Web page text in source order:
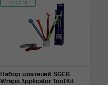
177:21:18
Набор шпателей SGCB
Wraps Applicator Tool Kit